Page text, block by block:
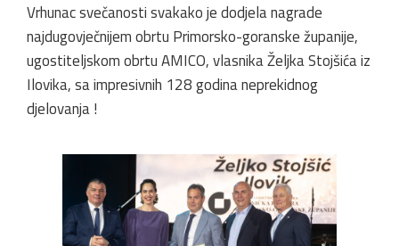
Vrhunac svečanosti svakako je dodjela nagrade
najdugovječnijem obrtu Primorsko-goranske županije,
ugostiteljskom obrtu AMICO, vlasnika Željka Stojšića iz
Ilovika, sa impresivnih 128 godina neprekidnog
djelovanja !